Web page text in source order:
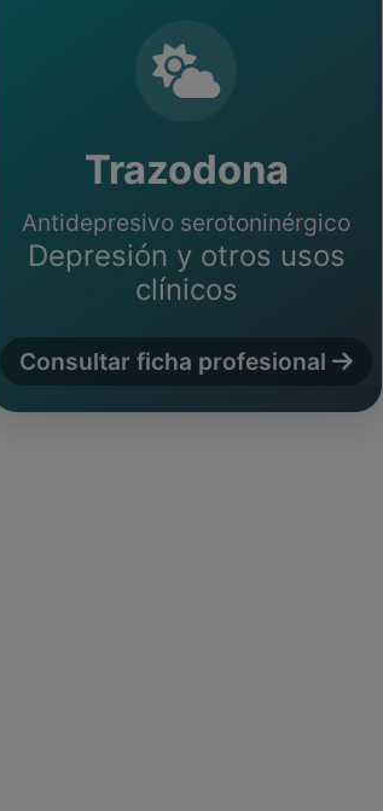
Trazodona
Antidepresivo serotoninérgico
Depresión y otros usos
clínicos
Consultar ficha profesional